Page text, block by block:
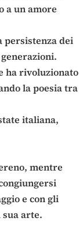
a un amore
persistenza dei
ha rivoluzionato
la poesia tra
italiana,
mentre
e con gli
sua arte.